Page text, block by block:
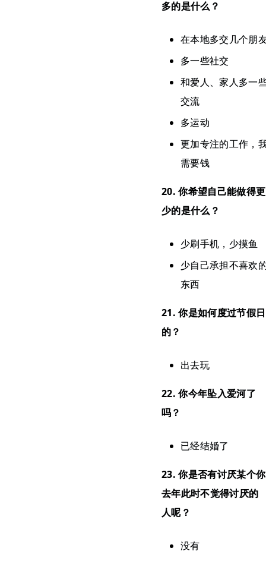
多的是什么？
在本地多交几个朋
多一些社交
和爱人、家人多一
交流
多运动
更加专注的工作，
需要钱
20. 你希望自己能做得更
少的是什么？
少刷手机，少摸鱼
少自己承担不喜欢
东西
21. 你是如何度过节假日
的？
出去玩
22. 你今年坠入爱河了
吗？
已经结婚了
23. 你是否有讨厌某个你
去年此时不觉得讨厌的
人呢？
没有